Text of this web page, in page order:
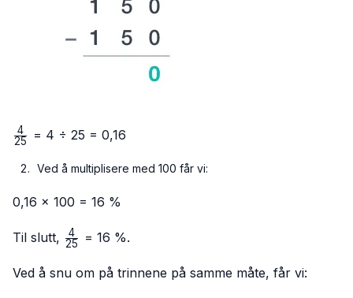
\frac{4}
25
4 = 4 ÷ 25 = 0,16
Ved å multiplisere med 100 får vi:
0,16 × 100 = 16 %
Til slutt, \frac{4}
25
4 = 16 %.
Ved å snu om på trinnene på samme måte, får vi: